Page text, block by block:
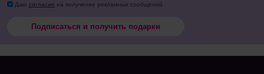
Даю согласие на получение рекламных сообщений
Подписаться и получить подарки